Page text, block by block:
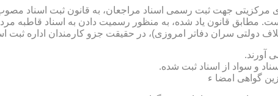
سران دفاتر امروزی)، در حقیقت جزو كارمندان اداره ثبت اسناد واملاك محسوب می
آورند.
و سواد از اسناد ثبت شده.
گواهی امضا ء